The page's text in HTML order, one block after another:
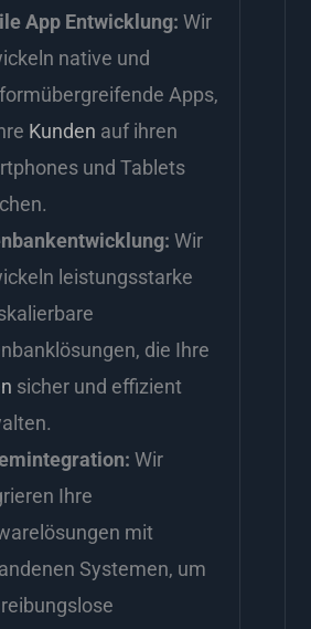
App Entwicklung: Wir
native und
Apps,
Kunden auf ihren
und Tablets
Wir
leistungsstarke
die Ihre
sicher und effizient
Wir
Ihre
mit
Systemen, um